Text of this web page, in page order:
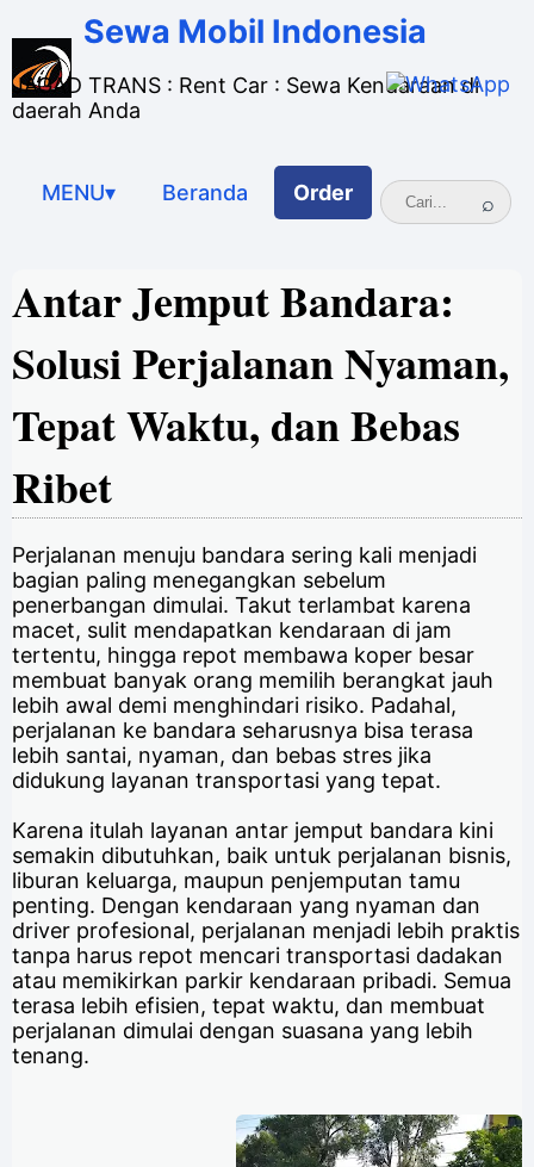
Sewa Mobil Indonesia
JAGAD TRANS : Rent Car : Sewa Kendaraan di
daerah Anda
MENU▾ Beranda Order
Antar Jemput Bandara:
Solusi Perjalanan Nyaman,
Tepat Waktu, dan Bebas
Ribet
Perjalanan menuju bandara sering kali menjadi
bagian paling menegangkan sebelum
penerbangan dimulai. Takut terlambat karena
macet, sulit mendapatkan kendaraan di jam
tertentu, hingga repot membawa koper besar
membuat banyak orang memilih berangkat jauh
lebih awal demi menghindari risiko. Padahal,
perjalanan ke bandara seharusnya bisa terasa
lebih santai, nyaman, dan bebas stres jika
didukung layanan transportasi yang tepat.
Karena itulah layanan antar jemput bandara kini
semakin dibutuhkan, baik untuk perjalanan bisnis,
liburan keluarga, maupun penjemputan tamu
penting. Dengan kendaraan yang nyaman dan
driver profesional, perjalanan menjadi lebih praktis
tanpa harus repot mencari transportasi dadakan
atau memikirkan parkir kendaraan pribadi. Semua
terasa lebih efisien, tepat waktu, dan membuat
perjalanan dimulai dengan suasana yang lebih
tenang.